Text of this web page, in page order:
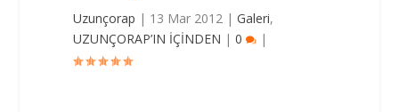
Uzunçorap | 13 Mar 2012 |Galeri,
UZUNÇORAP’IN İÇİNDEN |0 |